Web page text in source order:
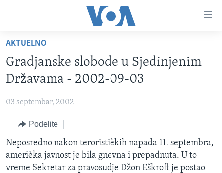
glavni
sadržaj
Idi
na
glavnu
navigaciju
pretragu
NASLOVNA
RUBRIKE
BALKAN
GLOBALNE TEME
EKONOMIJA
NAUKA I TEHNOLOGIJA
OTVORENI STUDIO
IZ AMERIKE
PRATITE NAS
AKTUELNO
Gradjanske slobode u Sjedinjenim
Državama - 2002-09-03
03 septembar, 2002
Podelite
Neposredno nakon teroristièkih napada 11. septembra,
amerièka javnost je bila gnevna i prepadnuta. U to
vreme Sekretar za pravosudje Džon Eškroft je postao